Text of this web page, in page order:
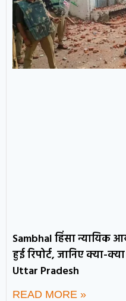
Sambhal हिंसा न्यायिक
हुई रिपोर्ट, जानिए क्या-
Uttar Pradesh
READ MORE »